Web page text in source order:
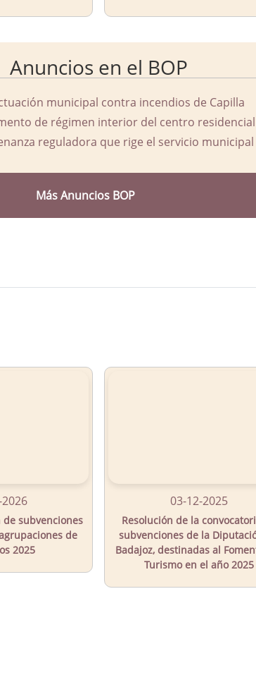
Anuncios en el BOP
municipal contra incendios de Capilla
de régimen interior del centro
reguladora que rige el servicio
Más Anuncios BOP
de subvenciones
de
2025
03-12-2025
Resolución de la
subvenciones de la
Badajoz, destinadas al
Turismo en el año 2025